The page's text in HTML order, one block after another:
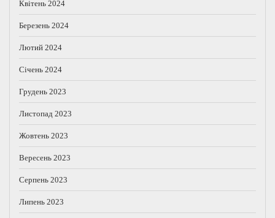
Квітень 2024
Березень 2024
Лютий 2024
Січень 2024
Грудень 2023
Листопад 2023
Жовтень 2023
Вересень 2023
Серпень 2023
Липень 2023